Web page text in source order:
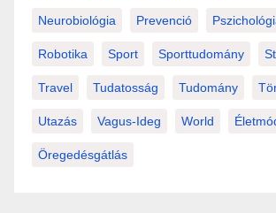
Neurobiológia Prevenció
Robotika Sport Sporttudomány
Travel Tudatosság Tudomány
Utazás Vagus-Ideg World
Öregedésgátlás